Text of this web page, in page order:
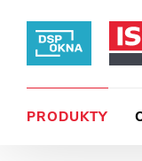
PRODUKTY